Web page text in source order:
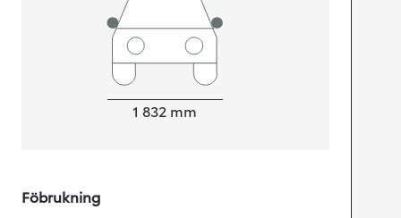
1 832 mm
Föbrukning